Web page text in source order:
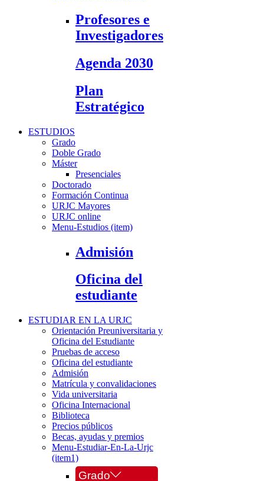
Profesores e
Investigadores
Agenda 2030
Plan
Estratégico
ESTUDIOS
Grado
Doble Grado
Máster
Presenciales
Doctorado
Formación Continua
URJC Mayores
URJC online
Menu-Estudios (item)
Admisión
Oficina del
estudiante
ESTUDIAR EN LA URJC
Orientación Preuniversitaria y
Oficina del Estudiante
Pruebas de acceso
Oficina del estudiante
Admisión
Matrícula y convalidaciones
Vida universitaria
Oficina Internacional
Biblioteca
Precios públicos
Becas, ayudas y premios
Menu-Estudiar-En-La-Urjc
(item1)
Grado